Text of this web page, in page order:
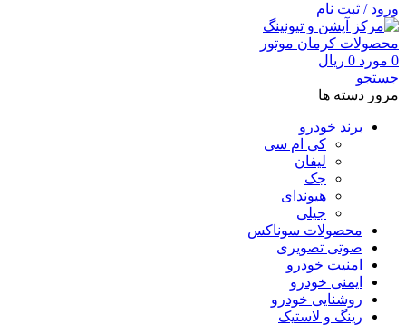
ورود / ثبت نام
0 مورد 0 ریال
جستجو
مرور دسته ها
برند خودرو
کی ام سی
لیفان
جک
هیوندای
جیلی
محصولات سوناکس
صوتی تصویری
امنیت خودرو
ایمنی خودرو
روشنایی خودرو
رینگ و لاستیک